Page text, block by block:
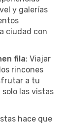
y galerías
ciudad con
fila: Viajar
rincones
a tu
solo las vistas
hace que